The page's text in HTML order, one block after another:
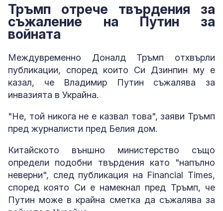
Тръмп отрече твърдения за
съжаление на Путин за
войната
Междувременно Доналд Тръмп отхвърли
публикации, според които Си Дзинпин му е
казал, че Владимир Путин съжалява за
инвазията в Украйна.
"Не, той никога не е казвал това", заяви Тръмп
пред журналисти пред Белия дом.
Китайското външно министерство също
определи подобни твърдения като "напълно
неверни", след публикация на Financial Times,
според която Си е намекнал пред Тръмп, че
Путин може в крайна сметка да съжалява за